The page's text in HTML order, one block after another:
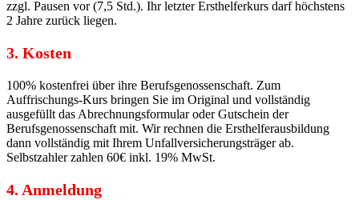
zzgl. Pausen vor (7,5 Std.). Ihr letzter Ersthelferkurs darf höchstens
2 Jahre zurück liegen.
3. Kosten
100% kostenfrei über ihre Berufsgenossenschaft. Zum
Auffrischungs-Kurs bringen Sie im Original und vollständig
ausgefüllt das Abrechnungsformular oder Gutschein der
Berufsgenossenschaft mit. Wir rechnen die Ersthelferausbildung
dann vollständig mit Ihrem Unfallversicherungsträger ab.
Selbstzahler zahlen 60€ inkl. 19% MwSt.
4. Anmeldung